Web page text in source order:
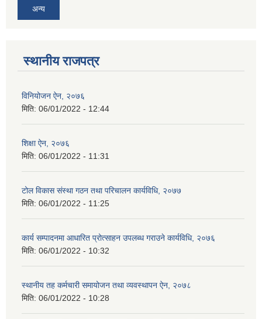
अन्य
स्थानीय राजपत्र
विनियोजन ऐन, २०७६
मिति: 06/01/2022 - 12:44
शिक्षा ऐन, २०७६
मिति: 06/01/2022 - 11:31
टोल विकास संस्था गठन तथा परिचालन कार्यविधि, २०७७
मिति: 06/01/2022 - 11:25
कार्य सम्पादनमा आधारित प्रोत्साहन उपलब्ध गराउने कार्यविधि, २०७६
मिति: 06/01/2022 - 10:32
स्थानीय तह कर्मचारी समायोजन तथा व्यवस्थापन ऐन, २०७८
मिति: 06/01/2022 - 10:28